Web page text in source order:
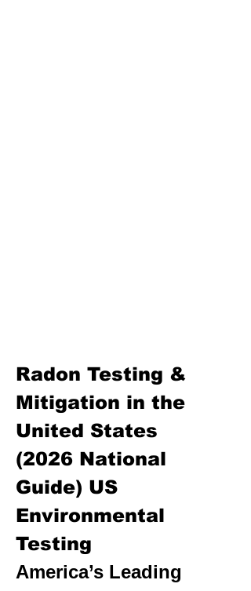
Radon Testing &
Mitigation in the
United States
(2026 National
Guide) US
Environmental
Testing
America’s Leading